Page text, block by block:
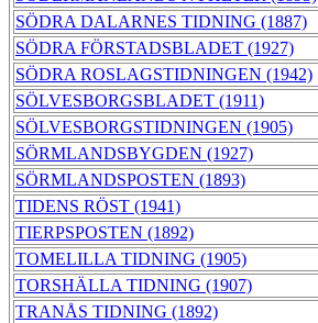
SÖDRA DALARNES TIDNING (1887)
SÖDRA FÖRSTADSBLADET (1927)
SÖDRA ROSLAGSTIDNINGEN (1942)
SÖLVESBORGSBLADET (1911)
SÖLVESBORGSTIDNINGEN (1905)
SÖRMLANDSBYGDEN (1927)
SÖRMLANDSPOSTEN (1893)
TIDENS RÖST (1941)
TIERPSPOSTEN (1892)
TOMELILLA TIDNING (1905)
TORSHÄLLA TIDNING (1907)
TRANÅS TIDNING (1892)